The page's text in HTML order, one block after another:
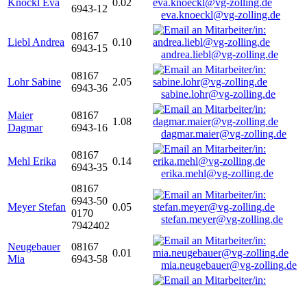
Knöckl Eva
6943-12
0.02
eva.knoeckl@vg-zolling.de
Liebl Andrea
08167
6943-15
0.10
andrea.liebl@vg-zolling.de
Lohr Sabine
08167
6943-36
2.05
sabine.lohr@vg-zolling.de
Maier
Dagmar
08167
6943-16
1.08
dagmar.maier@vg-zolling.de
Mehl Erika
08167
6943-35
0.14
erika.mehl@vg-zolling.de
Meyer Stefan
08167
6943-50
0170
7942402
0.05
stefan.meyer@vg-zolling.de
Neugebauer
Mia
08167
6943-58
0.01
mia.neugebauer@vg-zolling.de